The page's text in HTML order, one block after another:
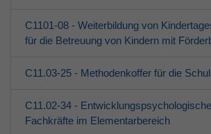
Über den jfd
C1101-08 - Weiterbildung von
für die Betreuung von Kindern mit
C11.03-25 - Methodenkoffer für die
C11.02-34 -
Fachkräfte im Elementarbereich